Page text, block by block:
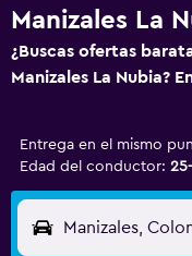
Manizales La
¿Buscas ofertas
Manizales La Nubia?
Entrega en el mismo
Edad del conductor:
Manizales,